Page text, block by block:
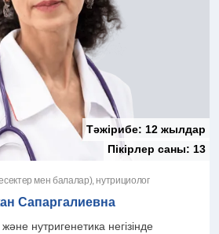
Тәжірибе: 12 жылдар
Пікірлер саны: 13
мен балалар), нутрициолог
Сапаргалиевна
нутригенетика негізінде